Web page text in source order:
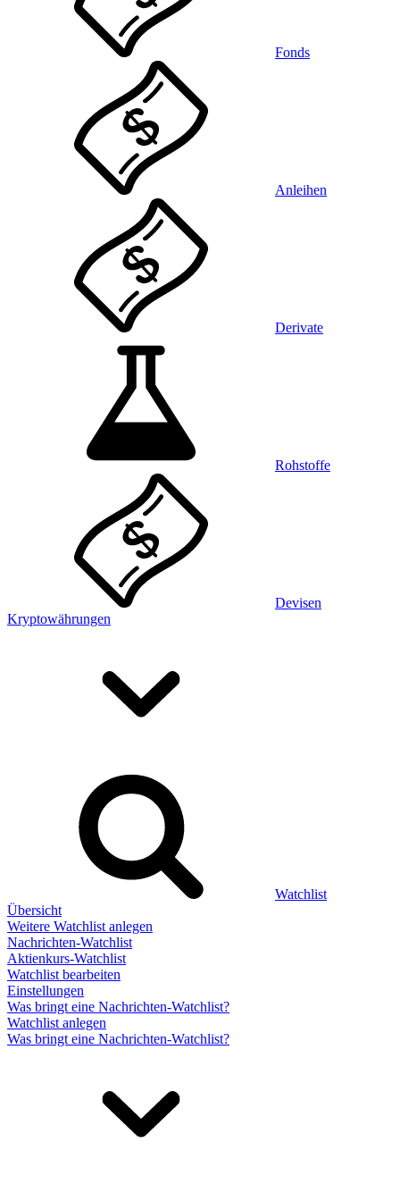
Fonds
Anleihen
Derivate
Rohstoffe
Devisen
Kryptowährungen
Watchlist
Übersicht
Weitere Watchlist anlegen
Nachrichten-Watchlist
Aktienkurs-Watchlist
Watchlist bearbeiten
Einstellungen
Was bringt eine Nachrichten-Watchlist?
Watchlist anlegen
Was bringt eine Nachrichten-Watchlist?